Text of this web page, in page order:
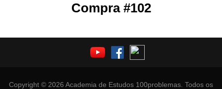
Compra #102
Copyright © 2026 Academia de Estudos 100problemas. Todos os